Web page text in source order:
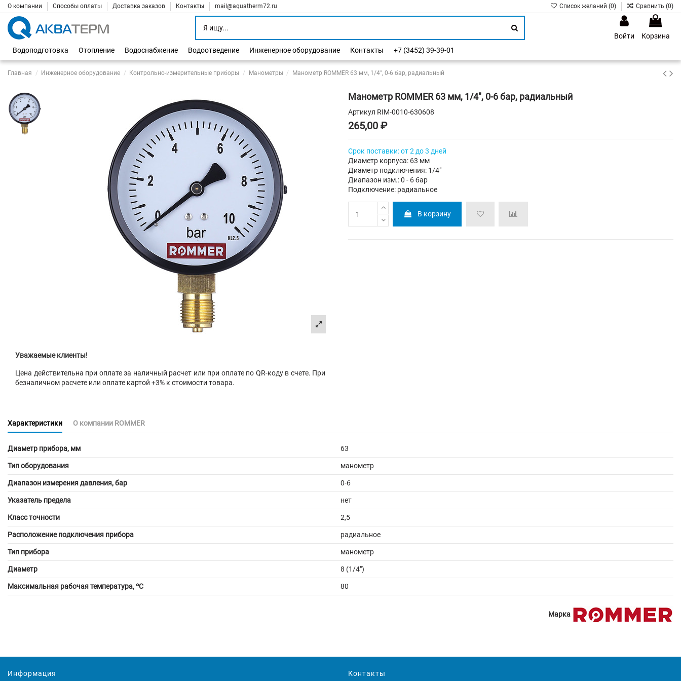
О компании Способы оплаты Доставка заказов Контакты mail@aquatherm72.ru Список желаний (0) Сравнить (0)
Войти
Корзина
Водоподготовка
Отопление Водоснабжение Водоотведение Инженерное оборудование Контакты +7 (3452) 39-39-01
Главная Инженерное оборудование Контрольно-измерительные приборы Манометры Манометр ROMMER 63 мм, 1/4", 0-6 бар, радиальный
Уважаемые клиенты!
Цена действительна при оплате за наличный расчет или при оплате по QR-коду в счете. При
безналичном расчете или оплате картой +3% к стоимости товара.
Манометр ROMMER 63 мм, 1/4", 0-6 бар, радиальный
Артикул RIM-0010-630608
265,00 ₽
Срок поставки: от 2 до 3 дней
Диаметр корпуса: 63 мм
Диаметр подключения: 1/4"
Диапазон изм.: 0 - 6 бар
Подключение: радиальное
В корзину
Характеристики О компании ROMMER
Диаметр прибора, мм 63
Тип оборудования манометр
Диапазон измерения давления, бар 0-6
Указатель предела нет
Класс точности 2,5
Расположение подключения прибора радиальное
Тип прибора манометр
Диаметр 8 (1/4")
Максимальная рабочая температура, ºС 80
Марка
Информация Контакты